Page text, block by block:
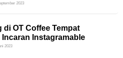
2023
di OT Coffee Tempat
Incaran Instagramable
2023